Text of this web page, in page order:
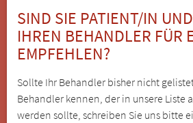
SIND SIE PATIENT/IN
IHREN BEHANDLER FÜR
EMPFEHLEN?
Sollte Ihr Behandler bisher nicht
Behandler kennen, der in unsere Liste
werden sollte, schreiben Sie uns bitte